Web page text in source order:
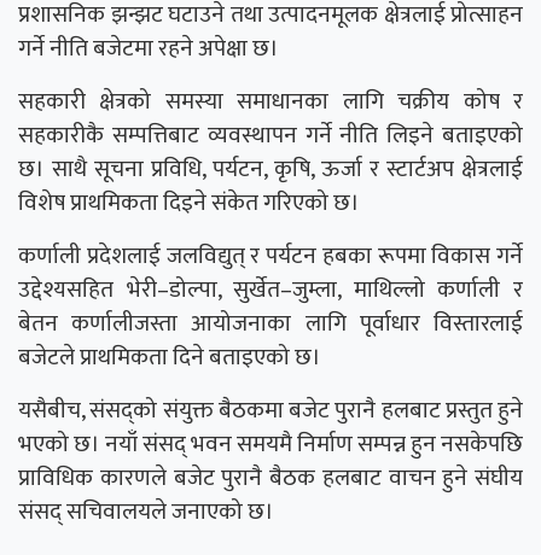
प्रशासनिक झन्झट घटाउने तथा उत्पादनमूलक क्षेत्रलाई प्रोत्साहन
गर्ने नीति बजेटमा रहने अपेक्षा छ।
सहकारी क्षेत्रको समस्या समाधानका लागि चक्रीय कोष र
सहकारीकै सम्पत्तिबाट व्यवस्थापन गर्ने नीति लिइने बताइएको
छ। साथै सूचना प्रविधि, पर्यटन, कृषि, ऊर्जा र स्टार्टअप क्षेत्रलाई
विशेष प्राथमिकता दिइने संकेत गरिएको छ।
कर्णाली प्रदेशलाई जलविद्युत् र पर्यटन हबका रूपमा विकास गर्ने
उद्देश्यसहित भेरी–डोल्पा, सुर्खेत–जुम्ला, माथिल्लो कर्णाली र
बेतन कर्णालीजस्ता आयोजनाका लागि पूर्वाधार विस्तारलाई
बजेटले प्राथमिकता दिने बताइएको छ।
यसैबीच, संसद्को संयुक्त बैठकमा बजेट पुरानै हलबाट प्रस्तुत हुने
भएको छ। नयाँ संसद् भवन समयमै निर्माण सम्पन्न हुन नसकेपछि
प्राविधिक कारणले बजेट पुरानै बैठक हलबाट वाचन हुने संघीय
संसद् सचिवालयले जनाएको छ।